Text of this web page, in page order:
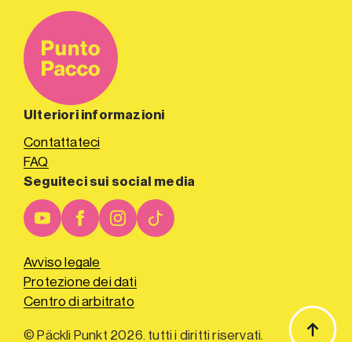
Ulteriori informazioni
Contattateci
FAQ
Seguiteci sui social media
Avviso legale
Protezione dei dati
Centro di arbitrato
© Päckli Punkt 2026. tutti i diritti riservati.